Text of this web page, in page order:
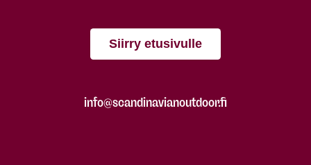
Siirry etusivulle
info@scandinavianoutdoor.fi